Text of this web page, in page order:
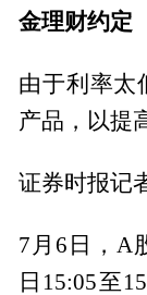
金理财约定
由于利率太
产品，以提
证券时报记
7月6日，A
日15:05至